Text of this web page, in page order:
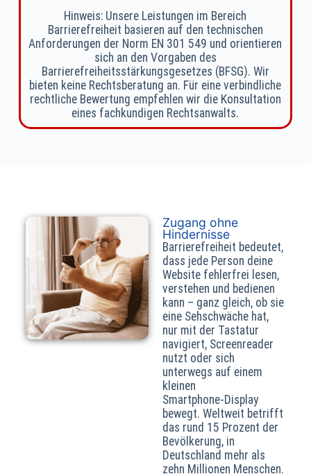
Hinweis: Unsere Leistungen im Bereich
Barrierefreiheit basieren auf den technischen
Anforderungen der Norm EN 301 549 und orientieren
sich an den Vorgaben des
Barrierefreiheitsstärkungsgesetzes (BFSG). Wir
bieten keine Rechtsberatung an. Für eine verbindliche
rechtliche Bewertung empfehlen wir die Konsultation
eines fachkundigen Rechtsanwalts.
Zugang ohne
Hindernisse
Barrierefreiheit bedeutet,
dass jede Person deine
Website fehlerfrei lesen,
verstehen und bedienen
kann – ganz gleich, ob sie
eine Sehschwäche hat,
nur mit der Tastatur
navigiert, Screenreader
nutzt oder sich
unterwegs auf einem
kleinen
Smartphone‑Display
bewegt. Weltweit betrifft
das rund 15 Prozent der
Bevölkerung, in
Deutschland mehr als
zehn Millionen Menschen.